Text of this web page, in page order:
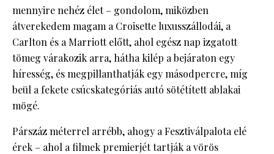
mennyire nehéz élet – gondolom, miközben
átverekedem magam a Croisette luxusszállodái, a
Carlton és a Marriott előtt, ahol egész nap izgatott
tömeg várakozik arra, hátha kilép a bejáraton egy
híresség, és megpillanthatják egy másodpercre, míg
beül a fekete csúcskategóriás autó sötétített ablakai
mögé.
Párszáz méterrel arrébb, ahogy a Fesztiválpalota elé
érek – ahol a filmek premierjét tartják a vörös